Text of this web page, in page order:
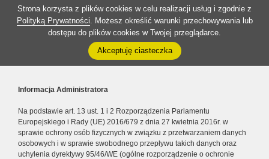
Strona korzysta z plików cookies w celu realizacji usług i zgodnie z
Polityką Prywatności. Możesz określić warunki przechowywania lub
dostępu do plików cookies w Twojej przeglądarce.
Akceptuję ciasteczka
Informacja Administratora
Na podstawie art. 13 ust. 1 i 2 Rozporządzenia Parlamentu
Europejskiego i Rady (UE) 2016/679 z dnia 27 kwietnia 2016r. w
sprawie ochrony osób fizycznych w związku z przetwarzaniem danych
osobowych i w sprawie swobodnego przepływu takich danych oraz
uchylenia dyrektywy 95/46/WE (ogólne rozporządzenie o ochronie